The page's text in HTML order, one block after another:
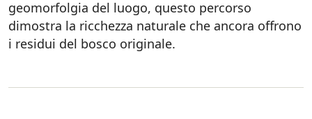
geomorfolgia del luogo, questo percorso
dimostra la ricchezza naturale che ancora offrono
i residui del bosco originale.